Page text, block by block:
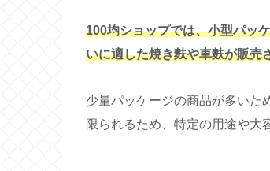
100均ショップでは、小型パッ
いに適した焼き麩や車麩が販売
少量パッケージの商品が多いた
限られるため、特定の用途や大